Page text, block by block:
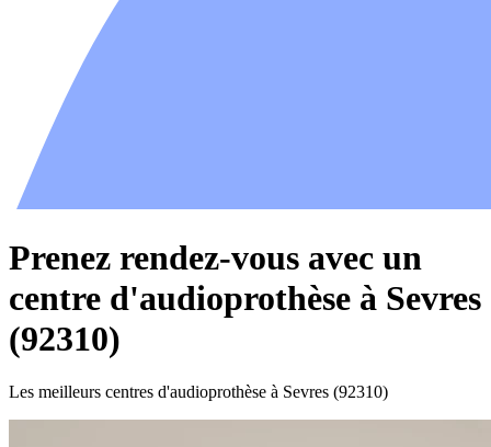
Prenez rendez-vous avec un
centre d'audioprothèse à Sevres
(92310)
Les meilleurs centres d'audioprothèse à Sevres (92310)